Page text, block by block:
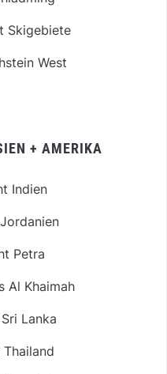
Skigebiete
West
+ AMERIKA
Indien
Petra
Al Khaimah
Lanka